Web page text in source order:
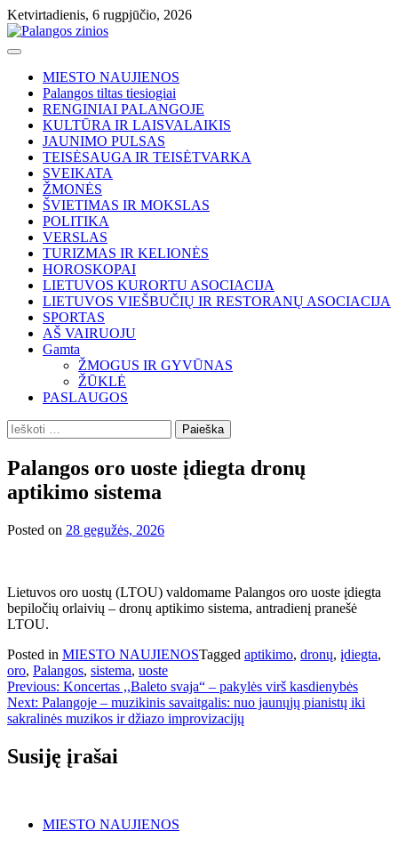
Skip
to
content
Ketvirtadienis, 6 rugpjūčio, 2026
MIESTO NAUJIENOS
Palangos tiltas tiesiogiai
RENGINIAI PALANGOJE
KULTŪRA IR LAISVALAIKIS
JAUNIMO PULSAS
TEISĖSAUGA IR TEISĖTVARKA
SVEIKATA
ŽMONĖS
ŠVIETIMAS IR MOKSLAS
POLITIKA
VERSLAS
TURIZMAS IR KELIONĖS
HOROSKOPAI
LIETUVOS KURORTU ASOCIACIJA
LIETUVOS VIEŠBUČIŲ IR RESTORANŲ ASOCIACIJA
SPORTAS
AŠ VAIRUOJU
Gamta
ŽMOGUS IR GYVŪNAS
ŽŪKLĖ
PASLAUGOS
Ieškoti:
Palangos oro uoste įdiegta dronų
aptikimo sistema
Posted on 28 gegužės, 2026
Lietuvos oro uostų (LTOU) valdomame Palangos oro uoste įdiegta
bepiločių orlaivių – dronų aptikimo sistema, antradienį pranešė
LTOU.
Posted in MIESTO NAUJIENOSTagged aptikimo, dronų, įdiegta,
oro, Palangos, sistema, uoste
Navigacija
tarp
Previous: Koncertas ,,Baleto svaja“ – pakylės virš kasdienybės
Next: Palangoje – muzikinis savaitgalis: nuo jaunųjų pianistų iki
sakralinės muzikos ir džiazo improvizacijų
Susiję įrašai
MIESTO NAUJIENOS